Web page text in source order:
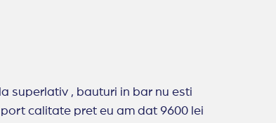
superlativ , bauturi in bar nu esti
calitate pret eu am dat 9600 lei